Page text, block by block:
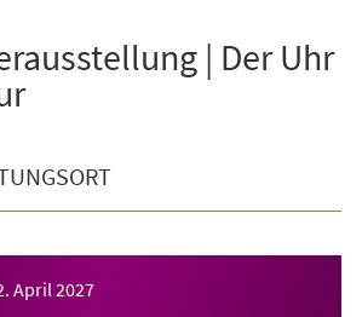
| Der Uhr
April 2027